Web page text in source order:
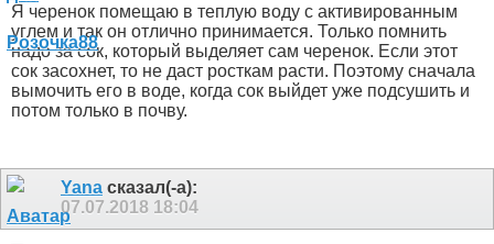
Я черенок помещаю в теплую воду с активированным
углем и так он отлично принимается. Только помнить
надо за сок, который выделяет сам черенок. Если этот
сок засохнет, то не даст росткам расти. Поэтому сначала
вымочить его в воде, когда сок выйдет уже подсушить и
потом только в почву.
Yana сказал(-а):
07.07.2018 18:04